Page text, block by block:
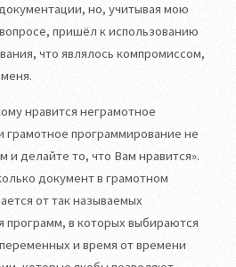
но, учитывая мою
пришёл к использованию
что являлось компромиссом,
нравится неграмотное
грамотное программирование не
и делайте то, что Вам нравится».
документ в грамотном
от так называемых
в которых выбираются
и время от времени